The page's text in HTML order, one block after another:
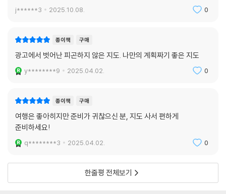
j******3 2025.10.08. 0
종이책 구매
광고에서 벗어난 피곤하지 않은 지도. 나만의 계획짜기 좋은 지도
y********9 2025.04.02. 0
종이책 구매
여행은 좋아히지만 준비가 귀찮으신 분, 지도 사서 편하게
준비하세요!
q********3 2025.04.02. 0
한줄평 전체보기